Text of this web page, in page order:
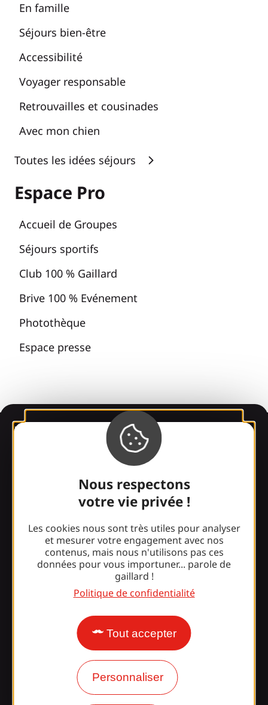
Nous respectons
votre vie privée !
Les cookies nous sont très utiles pour analyser
et mesurer votre engagement avec nos
contenus, mais nous n'utilisons pas ces
données pour vous importuner... parole de
gaillard !
Politique de confidentialité
Tout accepter
Personnaliser
En famille
Séjours bien-être
Accessibilité
Voyager responsable
Retrouvailles et cousinades
Avec mon chien
Toutes les idées séjours
Espace Pro
Accueil de Groupes
Séjours sportifs
Club 100 % Gaillard
Brive 100 % Evénement
Photothèque
Espace presse
Informations
Surpris par notre design ?
Nos horaires d'ouverture
Accès et transports
Nos brochures
Notre blog
Rejoignez la
bande Gaillarde !